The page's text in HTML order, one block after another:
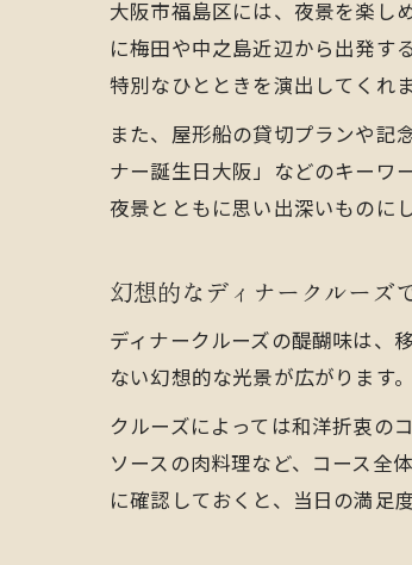
大阪市福島区には、夜景を楽し
に梅田や中之島近辺から出発す
特別なひとときを演出してくれま
また、屋形船の貸切プランや記
ナー誕生日大阪」などのキーワ
夜景とともに思い出深いものに
幻想的なディナークルーズ
ディナークルーズの醍醐味は、
ない幻想的な光景が広がります
クルーズによっては和洋折衷の
ソースの肉料理など、コース全
に確認しておくと、当日の満足